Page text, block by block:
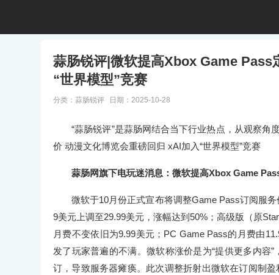
蒜肠锐评|微软提高Xbox Game Pass
“世界模型”竞赛
分类： 蒜肠锐评 日期：2025-10-28
“蒜肠锐评”是蒜肠网结合当下行业热点，从观察角
价 动漫文化博览会重磅回归 xAI加入“世界模型”竞赛
蒜肠网旗下电玩迷消息：微软提高Xbox Game
微软于10月份正式宣布将调整Game Pass订阅服务
9美元上调至29.99美元，涨幅达到50%；高级版（原
月费不变依旧为9.99美元；PC Game Pass的月费由
发了玩家普遍的不满。微软称涨价是为“提供更多内容
订，导致服务器瘫痪‌。此次调整折射出微软在订阅制